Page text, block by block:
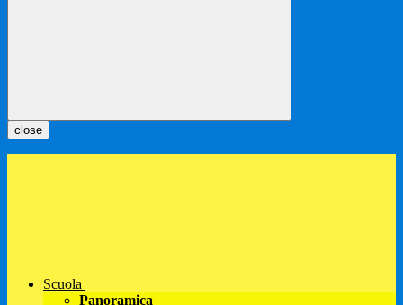
close
Scuola
Panoramica